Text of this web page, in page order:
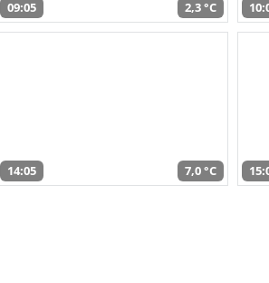
09:05 2,3 °C
14:05 7,0 °C